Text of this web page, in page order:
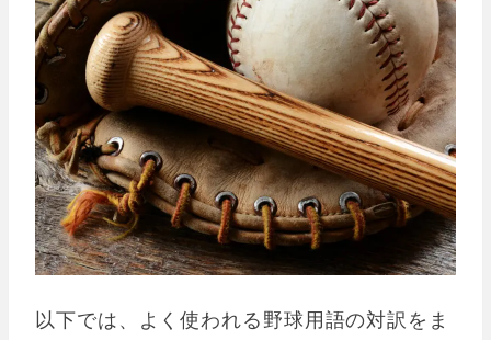
以下では、よく使われる野球用語の対訳をま